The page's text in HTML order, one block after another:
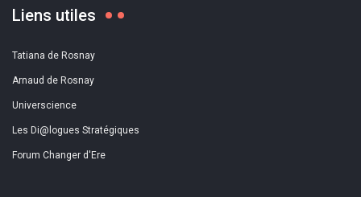
Liens utiles
Tatiana de Rosnay
Arnaud de Rosnay
Universcience
Les Di@logues Stratégiques
Forum Changer d'Ere